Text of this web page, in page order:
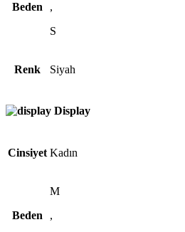
Beden
,
S
Renk Siyah
Display
Cinsiyet Kadın
Beden
M
,